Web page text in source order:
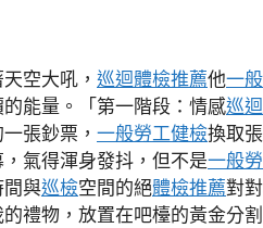
空大吼， 巡迴體檢推薦他一
的能量。「第一階段：情感巡
張鈔票， 一般勞工健檢換取
氣得渾身發抖，但不是一般
間與巡檢空間的絕體檢推薦對
禮物，放置在吧檯的黃金分